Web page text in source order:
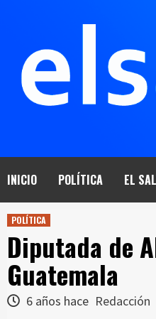
INICIO POLÍTICA EL
POLÍTICA
Diputada de
Guatemala
6 años hace Redacción